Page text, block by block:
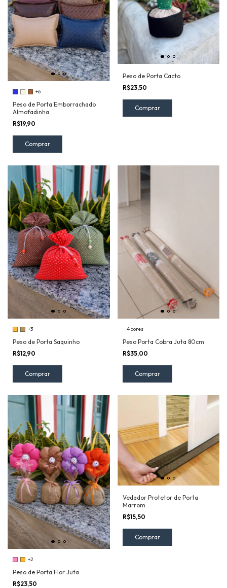
+6
Peso de Porta Emborrachado
Almofadinha
R$19,90
Comprar
Peso de Porta Cacto
R$23,50
+3
Peso de Porta Saquinho
R$12,90
Comprar
4 cores
Peso Porta Cobra Juta 80cm
R$35,00
Comprar
+2
Peso de Porta Flor Juta
R$23,50
Vedador Protetor de Porta
Marrom
R$15,50
Comprar